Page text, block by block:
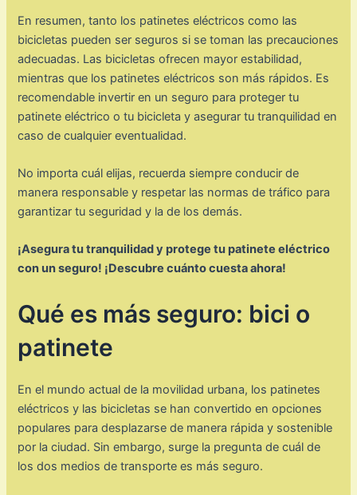
En resumen, tanto los patinetes eléctricos como las
bicicletas pueden ser seguros si se toman las precauciones
adecuadas. Las bicicletas ofrecen mayor estabilidad,
mientras que los patinetes eléctricos son más rápidos. Es
recomendable invertir en un seguro para proteger tu
patinete eléctrico o tu bicicleta y asegurar tu tranquilidad en
caso de cualquier eventualidad.
No importa cuál elijas, recuerda siempre conducir de
manera responsable y respetar las normas de tráfico para
garantizar tu seguridad y la de los demás.
¡Asegura tu tranquilidad y protege tu patinete eléctrico
con un seguro! ¡Descubre cuánto cuesta ahora!
Qué es más seguro: bici o
patinete
En el mundo actual de la movilidad urbana, los patinetes
eléctricos y las bicicletas se han convertido en opciones
populares para desplazarse de manera rápida y sostenible
por la ciudad. Sin embargo, surge la pregunta de cuál de
los dos medios de transporte es más seguro.